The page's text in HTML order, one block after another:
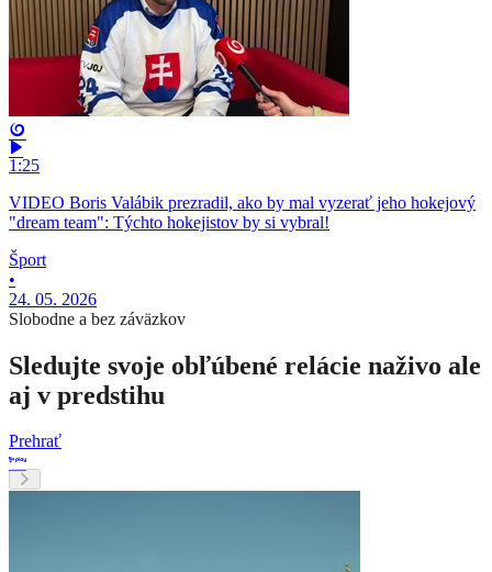
1:25
VIDEO Boris Valábik prezradil, ako by mal vyzerať jeho hokejový
"dream team": Týchto hokejistov by si vybral!
Šport
•
24. 05. 2026
Slobodne a bez záväzkov
Sledujte svoje obľúbené relácie naživo ale
aj v predstihu
Prehrať